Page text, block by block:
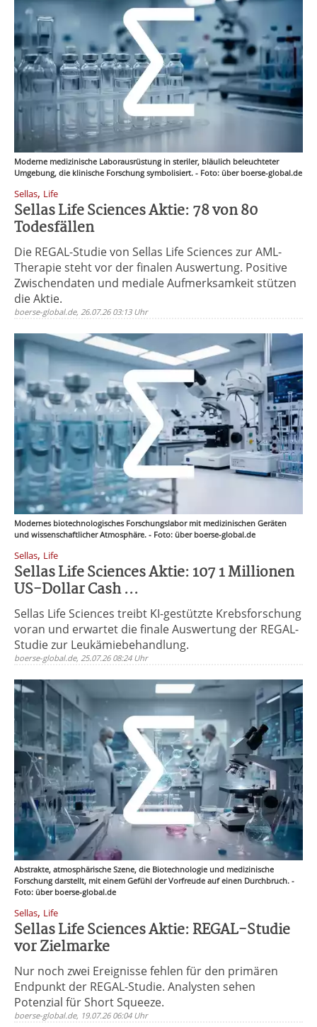
Moderne medizinische Laborausrüstung in steriler, bläulich beleuchteter
Umgebung, die klinische Forschung symbolisiert. - Foto: über boerse-global.de
Sellas, Life
Sellas Life Sciences Aktie: 78 von 80
Todesfällen
Die REGAL-Studie von Sellas Life Sciences zur AML-
Therapie steht vor der finalen Auswertung. Positive
Zwischendaten und mediale Aufmerksamkeit stützen
die Aktie.
boerse-global.de, 26.07.26 03:13 Uhr
Modernes biotechnologisches Forschungslabor mit medizinischen Geräten
und wissenschaftlicher Atmosphäre. - Foto: über boerse-global.de
Sellas, Life
Sellas Life Sciences Aktie: 107 1 Millionen
US-Dollar Cash ...
Sellas Life Sciences treibt KI-gestützte Krebsforschung
voran und erwartet die finale Auswertung der REGAL-
Studie zur Leukämiebehandlung.
boerse-global.de, 25.07.26 08:24 Uhr
Abstrakte, atmosphärische Szene, die Biotechnologie und medizinische
Forschung darstellt, mit einem Gefühl der Vorfreude auf einen Durchbruch. -
Foto: über boerse-global.de
Sellas, Life
Sellas Life Sciences Aktie: REGAL-Studie
vor Zielmarke
Nur noch zwei Ereignisse fehlen für den primären
Endpunkt der REGAL-Studie. Analysten sehen
Potenzial für Short Squeeze.
boerse-global.de, 19.07.26 06:04 Uhr